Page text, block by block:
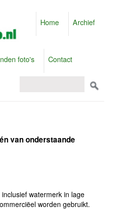
Home Archief
foto's Contact
van onderstaande
watermerk in lage
worden gebruikt.